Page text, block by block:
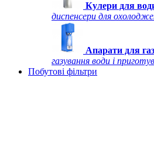
Кулери для
диспенсери для
Апарати для
газування води і
Побутові фільтри